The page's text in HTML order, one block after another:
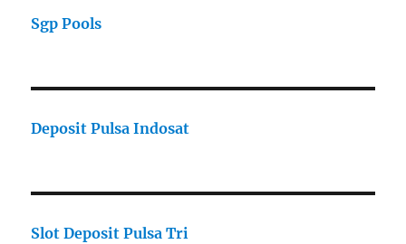
Sgp Pools
Deposit Pulsa Indosat
Slot Deposit Pulsa Tri